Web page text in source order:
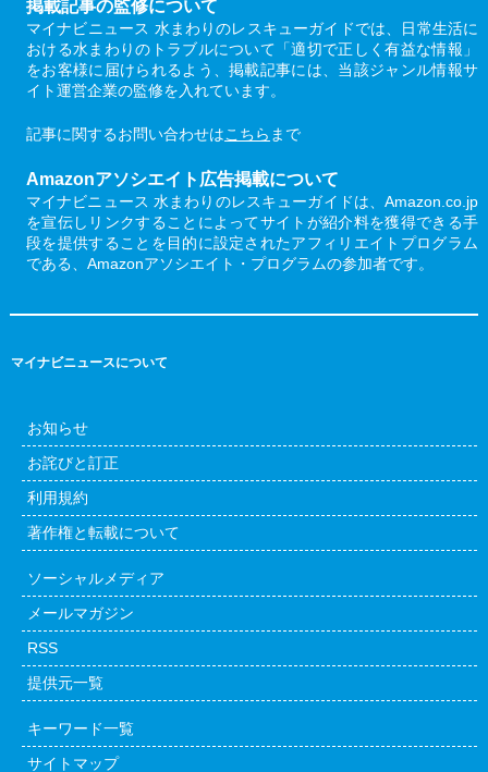
掲載記事の監修について
マイナビニュース 水まわりのレスキューガイドでは、日常生活に
おける水まわりのトラブルについて「適切で正しく有益な情報」
をお客様に届けられるよう、掲載記事には、当該ジャンル情報サ
イト運営企業の監修を入れています。
記事に関するお問い合わせはこちら まで
Amazonアソシエイト広告掲載について
マイナビニュース 水まわりのレスキューガイドは、Amazon.co.jp
を宣伝しリンクすることによってサイトが紹介料を獲得できる手
段を提供することを目的に設定されたアフィリエイトプログラム
である、Amazonアソシエイト・プログラムの参加者です。
マイナビニュースについて
お知らせ
お詫びと訂正
利用規約
著作権と転載について
ソーシャルメディア
メールマガジン
RSS
提供元一覧
キーワード一覧
サイトマップ